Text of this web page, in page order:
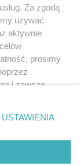
Za zgodą
używać
aktywnie
prosimy
i zawsze
rogu strony
nie wymagają
się
USTAWIENIA